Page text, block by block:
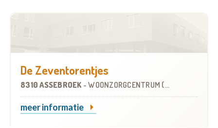
De Zeventorentjes
8310 ASSEBROEK -WOONZORGCENTRUM (WZC)
meer informatie